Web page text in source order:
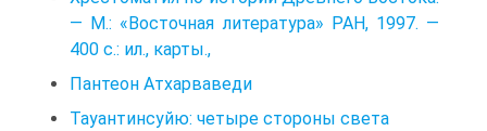
— M.: «Восточная литература» РАН, 1997. —
400 с.: ил., карты.,
Пантеон Атхарваведи
Тауантинсуйю: четыре стороны света